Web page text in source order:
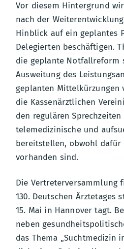
Vor diesem Hintergrund
nach der Weiterentwicklung
Hinblick auf ein geplantes
Delegierten beschäftigen.
die geplante Notfallreform
Ausweitung des
geplanten Mittelkürzungen
die Kassenärztlichen
den regulären Sprechzeiten
telemedizinische und
bereitstellen, obwohl dafür
vorhanden sind.
Die Vertreterversammlung
130. Deutschen Ärztetages
15. Mai in Hannover tagt.
neben
das Thema „Suchtmedizin